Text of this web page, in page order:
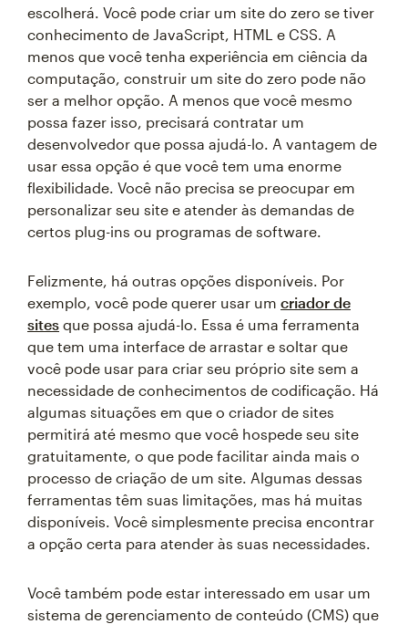
escolherá. Você pode criar um site do zero se tiver
conhecimento de JavaScript, HTML e CSS. A
menos que você tenha experiência em ciência da
computação, construir um site do zero pode não
ser a melhor opção. A menos que você mesmo
possa fazer isso, precisará contratar um
desenvolvedor que possa ajudá-lo. A vantagem de
usar essa opção é que você tem uma enorme
flexibilidade. Você não precisa se preocupar em
personalizar seu site e atender às demandas de
certos plug-ins ou programas de software.
Felizmente, há outras opções disponíveis. Por
exemplo, você pode querer usar um criador de
sites que possa ajudá-lo. Essa é uma ferramenta
que tem uma interface de arrastar e soltar que
você pode usar para criar seu próprio site sem a
necessidade de conhecimentos de codificação. Há
algumas situações em que o criador de sites
permitirá até mesmo que você hospede seu site
gratuitamente, o que pode facilitar ainda mais o
processo de criação de um site. Algumas dessas
ferramentas têm suas limitações, mas há muitas
disponíveis. Você simplesmente precisa encontrar
a opção certa para atender às suas necessidades.
Você também pode estar interessado em usar um
sistema de gerenciamento de conteúdo (CMS) que